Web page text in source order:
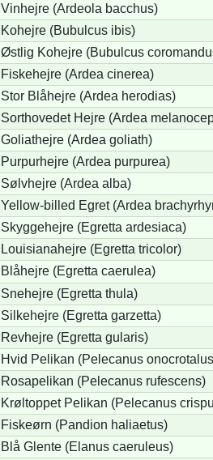
Vinhejre (Ardeola bacchus)
Kohejre (Bubulcus ibis)
Østlig Kohejre (Bubulcus
Fiskehejre (Ardea cinerea)
Stor Blåhejre (Ardea herodias)
Sorthovedet Hejre (Ardea
Goliathejre (Ardea goliath)
Purpurhejre (Ardea purpurea)
Sølvhejre (Ardea alba)
Yellow-billed Egret (Ardea
Skyggehejre (Egretta ardesiaca)
Louisianahejre (Egretta tricolor)
Blåhejre (Egretta caerulea)
Snehejre (Egretta thula)
Silkehejre (Egretta garzetta)
Revhejre (Egretta gularis)
Hvid Pelikan (Pelecanus
Rosapelikan (Pelecanus rufescens)
Krøltoppet Pelikan (Pelecanus
Fiskeørn (Pandion haliaetus)
Blå Glente (Elanus caeruleus)